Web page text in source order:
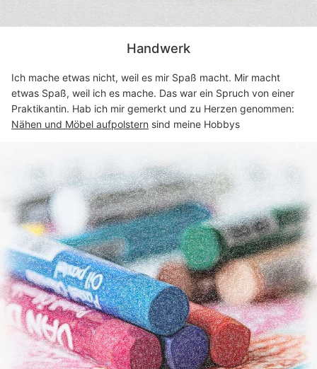
Handwerk
Ich mache etwas nicht, weil es mir Spaß macht. Mir macht
etwas Spaß, weil ich es mache. Das war ein Spruch von einer
Praktikantin. Hab ich mir gemerkt und zu Herzen genommen:
Nähen und Möbel aufpolstern sind meine Hobbys